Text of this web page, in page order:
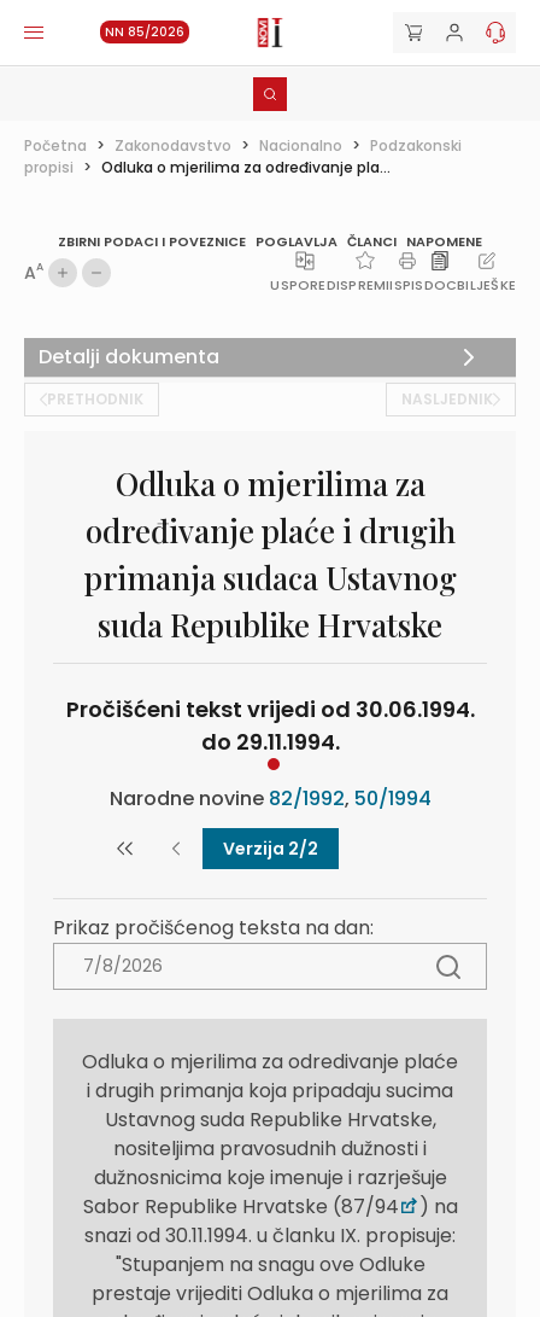
NN 85/2026
Početna > Zakonodavstvo > Nacionalno > Podzakonski
propisi > Odluka o mjerilima za određivanje pla...
ZBIRNI PODACI I POVEZNICE POGLAVLJA ČLANCI NAPOMENE
AA
USPOREDISPREMIISPISDOCBILJEŠKE
PRETHODNIK NASLJEDNIK
Odluka o mjerilima za
određivanje plaće i drugih
primanja sudaca Ustavnog
suda Republike Hrvatske
Pročišćeni tekst vrijedi od 30.06.1994.
do 29.11.1994.
Narodne novine 82/1992, 50/1994
Verzija 2/2
Prikaz pročišćenog teksta na dan:
Odluka o mjerilima za odredivanje plaće
i drugih primanja koja pripadaju sucima
Ustavnog suda Republike Hrvatske,
nositeljima pravosudnih dužnosti i
dužnosnicima koje imenuje i razrješuje
Sabor Republike Hrvatske (87/94
) na
snazi od 30.11.1994. u članku IX. propisuje:
"Stupanjem na snagu ove Odluke
prestaje vrijediti Odluka o mjerilima za
Detalji dokumenta